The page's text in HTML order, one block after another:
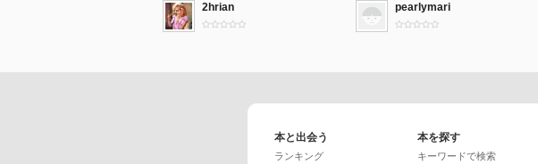
2hrian pearlymari
本と出会う
ランキング
本を探す
キーワードで検索